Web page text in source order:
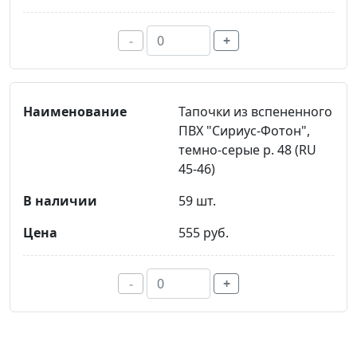
- +
Тапочки из вспененного
ПВХ "Сириус-Фотон",
темно-серые р. 48 (RU
45-46)
59 шт.
555 руб.
- +